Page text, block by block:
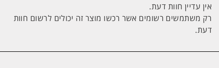
אין עדיין חוות דעת.
רק משתמשים רשומים אשר רכשו מוצר זה יכולים לרשום חוות
דעת.